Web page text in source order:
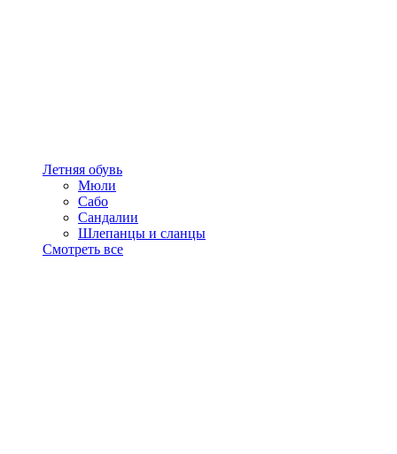
Летняя обувь
Мюли
Сабо
Сандалии
Шлепанцы и сланцы
Смотреть все